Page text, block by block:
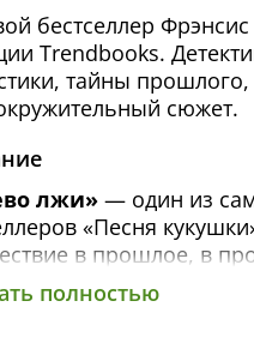
бестселлер
Trendbooks.
тайны
сюжет.
лжи» — один из
«Песня
в прошлое, в
Англию
полностью